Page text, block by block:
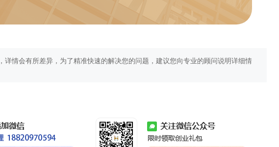
详情会有所差异，为了精准快速的解决您的问题，建议您向专业的顾问说明详细情